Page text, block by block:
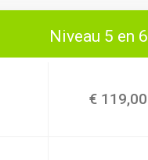
Niveau 5 en 6
€ 119,00